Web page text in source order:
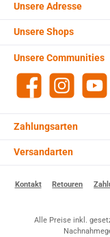
Zahlungsarten
Versandarten
Unsere Adresse
Unsere Communities
Facebook Instagram YouTube
Unsere Shops
Kontakt Retouren
Alle Preise inkl.